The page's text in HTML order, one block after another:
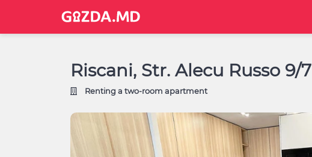
Riscani, Str. Alecu Russo 9/7
Renting a two-room apartment